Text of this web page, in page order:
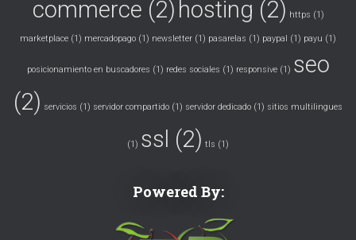
commerce (2) hosting (2) https (1)
marketplace (1) mercadopago (1) newsletter (1) pasarelas (1) paypal (1) payu (1)
posicionamiento en buscadores (1) redes sociales (1) responsive(1) seo
(2) servicios (1) servidor compartido (1) servidor dedicado (1) sitios multilingues
(1) ssl (2) tls (1)
Powered By: